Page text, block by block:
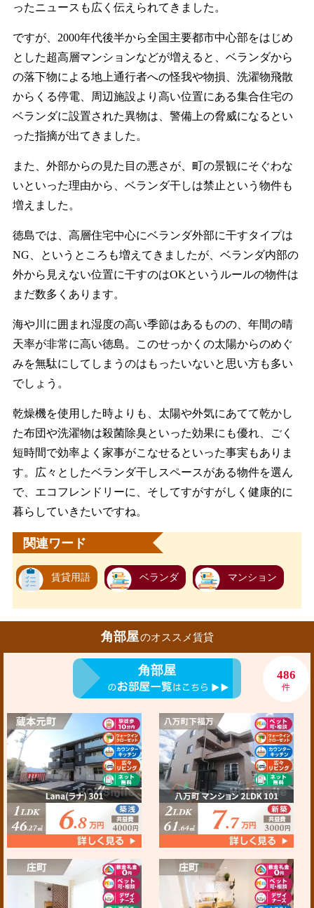
ったニュースも広く伝えられてきました。
ですが、2000年代後半から全国主要都市中心部をはじめ
とした超高層マンションなどが増えると、ベランダから
の落下物による地上通行者への怪我や物損、洗濯物飛散
からくる停電、周辺施設より高い位置にある集合住宅の
ベランダに設置された異物は、警備上の脅威になるとい
った指摘が出てきました。
また、外部からの見た目の悪さが、町の景観にそぐわな
いといった理由から、ベランダ干しは禁止という物件も
増えました。
徳島では、高層住宅中心にベランダ外部に干すタイプは
NG、というところも増えてきましたが、ベランダ内部の
外から見えない位置に干すのはOKというルールの物件は
まだ数多くあります。
海や川に囲まれ湿度の高い季節はあるものの、年間の晴
天率が非常に高い徳島。このせっかくの太陽からのめぐ
みを無駄にしてしまうのはもったいないと思い方も多い
でしょう。
乾燥機を使用した時よりも、太陽や外気にあてて乾かし
た布団や洗濯物は殺菌除臭といった効果にも優れ、ごく
短時間で効率よく家事がこなせるといった事実もありま
す。広々としたベランダ干しスペースがある物件を選ん
で、エコフレンドリーに、そしてすがすがしく健康的に
暮らしていきたいですね。
関連ワード
賃貸用語 ベランダ マンション
角部屋のオススメ賃貸
角部屋 486
件